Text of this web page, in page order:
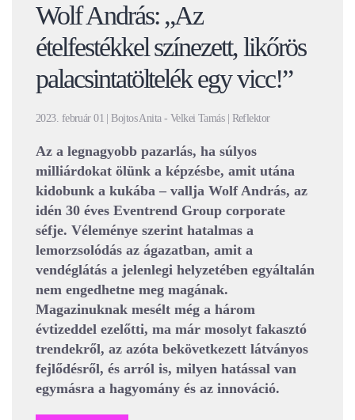
Wolf András: „Az
ételfestékkel színezett, likőrös
palacsintatöltelék egy vicc!”
2023. február 01 | Bojtos Anita - Velkei Tamás | Reflektor
Az a legnagyobb pazarlás, ha súlyos
milliárdokat ölünk a képzésbe, amit utána
kidobunk a kukába – vallja Wolf András, az
idén 30 éves Eventrend Group corporate
séfje. Véleménye szerint hatalmas a
lemorzsolódás az ágazatban, amit a
vendéglátás a jelenlegi helyzetében egyáltalán
nem engedhetne meg magának.
Magazinuknak mesélt még a három
évtizeddel ezelőtti, ma már mosolyt fakasztó
trendekről, az azóta bekövetkezett látványos
fejlődésről, és arról is, milyen hatással van
egymásra a hagyomány és az innováció.